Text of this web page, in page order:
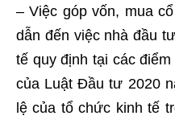
– Việc góp vốn, mua
dẫn đến việc nhà đầu
tế quy định tại các
của Luật Đầu tư 2020
lệ của tổ chức kinh tế